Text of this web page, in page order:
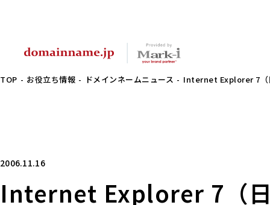
TOP お役立ち情報 ドメインネームニュース Internet Explorer 7（
2006.11.16
Internet Explorer 7（